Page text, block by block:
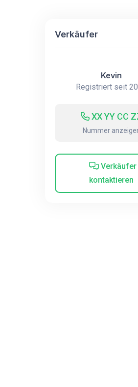
Verkäufer
Kevin
Registriert seit
XX YY CC
Nummer
Verkäufer
kontaktieren